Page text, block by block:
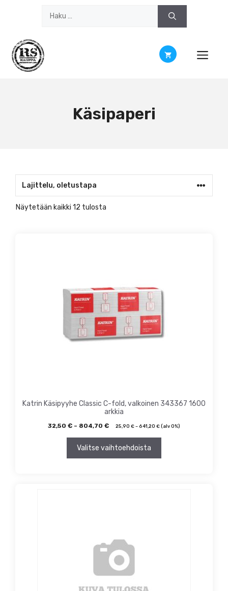
Käsipaperi
Näytetään kaikki 12 tulosta
Katrin Käsipyyhe Classic C-fold, valkoinen 343367 1600
arkkia
32,50 € – 804,70 € 25,90 € – 641,20 € (alv 0%)
Valitse vaihtoehdoista